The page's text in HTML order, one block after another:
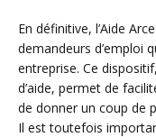
En définitive, l’Aide
demandeurs d’emploi
entreprise. Ce
d’aide, permet de
de donner un coup de
Il est toutefois